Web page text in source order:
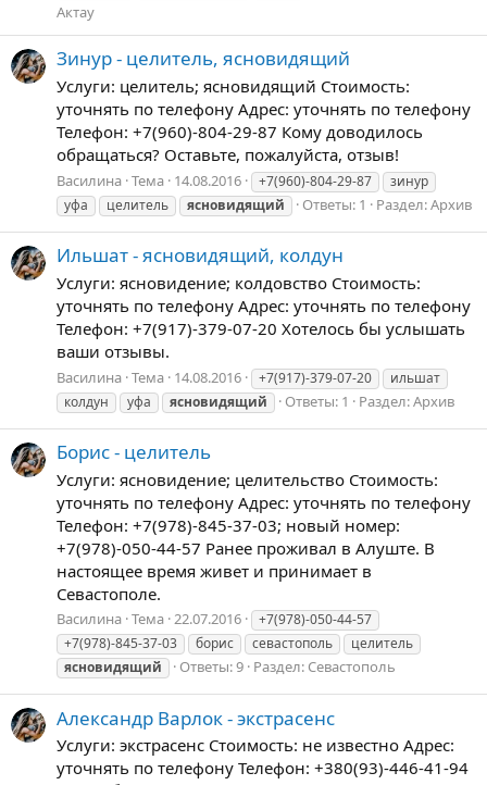
Актау
Зинур - целитель, ясновидящий
Услуги: целитель; ясновидящий Стоимость:
уточнять по телефону Адрес: уточнять по телефону
Телефон: +7(960)-804-29-87 Кому доводилось
обращаться? Оставьте, пожалуйста, отзыв!
Василина Тема 14.08.2016 +7(960)-804-29-87
зинур
уфа
целитель ясновидящий Ответы: 1 Раздел:Архив
Ильшат - ясновидящий, колдун
Услуги: ясновидение; колдовство Стоимость:
уточнять по телефону Адрес: уточнять по телефону
Телефон: +7(917)-379-07-20 Хотелось бы услышать
ваши отзывы.
Василина Тема 14.08.2016 +7(917)-379-07-20
ильшат
колдун
уфа ясновидящий Ответы: 1 Раздел:Архив
Борис - целитель
Услуги: ясновидение; целительство Стоимость:
уточнять по телефону Адрес: уточнять по телефону
Телефон: +7(978)-845-37-03; новый номер:
+7(978)-050-44-57 Ранее проживал в Алуште. В
настоящее время живет и принимает в
Севастополе.
Василина Тема 22.07.2016
+7(978)-050-44-57
+7(978)-845-37-03
борис севастополь
целитель
ясновидящий
Ответы: 9 Раздел: Севастополь
Александр Варлок - экстрасенс
Услуги: экстрасенс Стоимость: не известно Адрес:
уточнять по телефону Телефон: +380(93)-446-41-94